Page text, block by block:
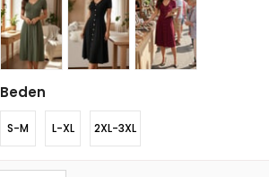
Beden
S-M L-XL 2XL-3XL